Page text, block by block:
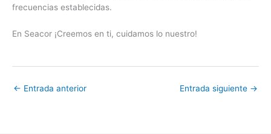
frecuencias establecidas.
En Seacor ¡Creemos en ti, cuidamos lo nuestro!
← Entrada anterior Entrada siguiente →